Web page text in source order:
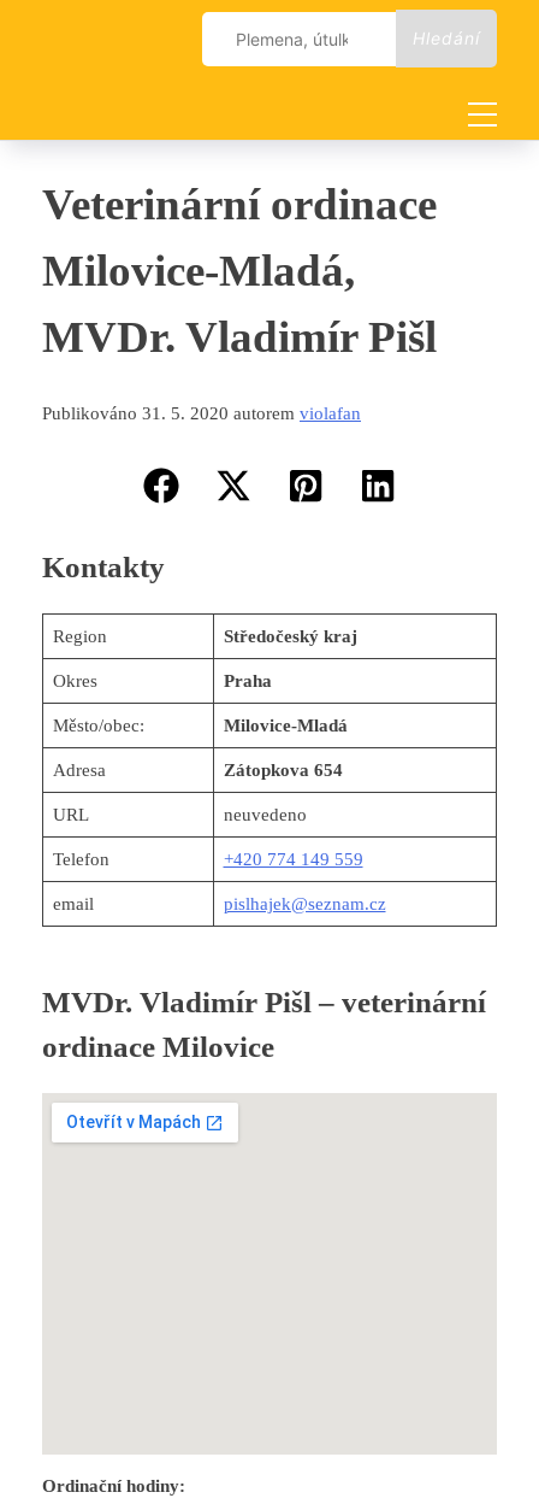
Vyhledávání
Veterinární ordinace
Milovice-Mladá,
MVDr. Vladimír Pišl
Publikováno 31. 5. 2020 autorem violafan
Kontakty
Region Středočeský kraj
Okres Praha
Město/obec: Milovice-Mladá
Adresa Zátopkova 654
URL neuvedeno
Telefon +420 774 149 559
email pislhajek@seznam.cz
MVDr. Vladimír Pišl – veterinární
ordinace Milovice
Ordinační hodiny: